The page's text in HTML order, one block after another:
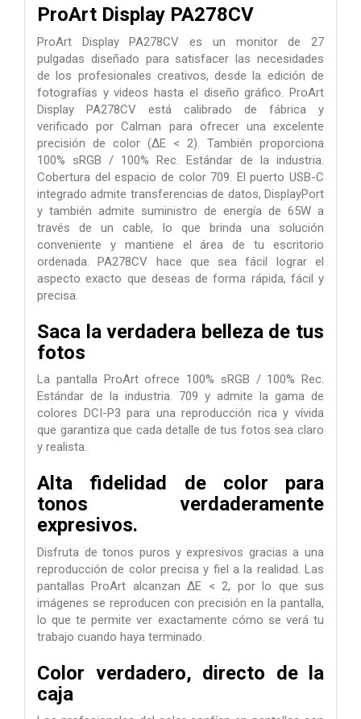
ProArt Display PA278CV
ProArt Display PA278CV es un monitor de 27
pulgadas diseñado para satisfacer las necesidades
de los profesionales creativos, desde la edición de
fotografías y videos hasta el diseño gráfico. ProArt
Display PA278CV está calibrado de fábrica y
verificado por Calman para ofrecer una excelente
precisión de color (∆E < 2). También proporciona
100% sRGB / 100% Rec. Estándar de la industria.
Cobertura del espacio de color 709. El puerto USB-C
integrado admite transferencias de datos, DisplayPort
y también admite suministro de energía de 65W a
través de un cable, lo que brinda una solución
conveniente y mantiene el área de tu escritorio
ordenada. PA278CV hace que sea fácil lograr el
aspecto exacto que deseas de forma rápida, fácil y
precisa.
Saca la verdadera belleza de tus
fotos
La pantalla ProArt ofrece 100% sRGB / 100% Rec.
Estándar de la industria. 709 y admite la gama de
colores DCI-P3 para una reproducción rica y vívida
que garantiza que cada detalle de tus fotos sea claro
y realista.
Alta fidelidad de color para
tonos verdaderamente
expresivos.
Disfruta de tonos puros y expresivos gracias a una
reproducción de color precisa y fiel a la realidad. Las
pantallas ProArt alcanzan ∆E < 2, por lo que sus
imágenes se reproducen con precisión en la pantalla,
lo que te permite ver exactamente cómo se verá tu
trabajo cuando haya terminado.
Color verdadero, directo de la
caja